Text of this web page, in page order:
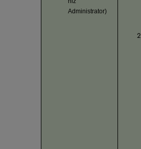
Administrator)